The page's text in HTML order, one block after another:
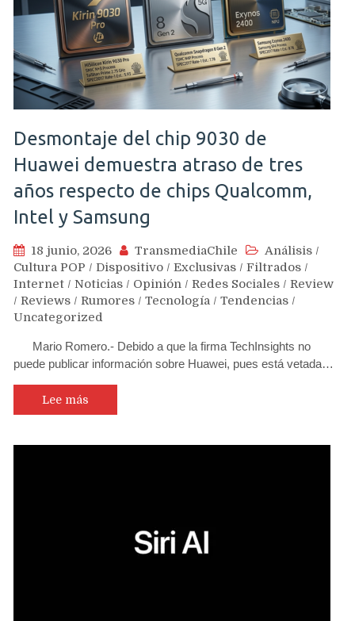
Desmontaje del chip 9030 de
Huawei demuestra atraso de tres
años respecto de chips Qualcomm,
Intel y Samsung
18 junio, 2026 TransmediaChile Análisis /
Cultura POP / Dispositivo / Exclusivas / Filtrados /
Internet / Noticias / Opinión / Redes Sociales / Review
/ Reviews / Rumores / Tecnología / Tendencias /
Uncategorized
Mario Romero.- Debido a que la firma TechInsights no
puede publicar información sobre Huawei, pues está vetada…
Lee más